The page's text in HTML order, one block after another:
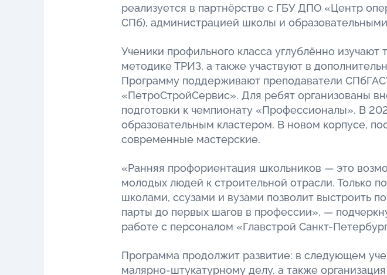
реализуется в партнёрстве с ГБУ ДПО «Центр
СПб), администрацией школы и
Ученики профильного класса углублённо
методике ТРИЗ, а также участвуют в
Программу поддерживают преподаватели
«ПетроСтройСервис». Для ребят организованы
подготовки к чемпионату «Профессионалы». В
образовательным кластером. В новом корпусе,
современные мастерские.
«Ранняя профориентация школьников — это
молодых людей к строительной отрасли. Только
школами, ссузами и вузами позволит выстроить
парты до первых шагов в профессии», —
работе с персоналом «Главстрой Санкт-
Программа продолжит развитие: в следующем
малярно-штукатурному делу, а также